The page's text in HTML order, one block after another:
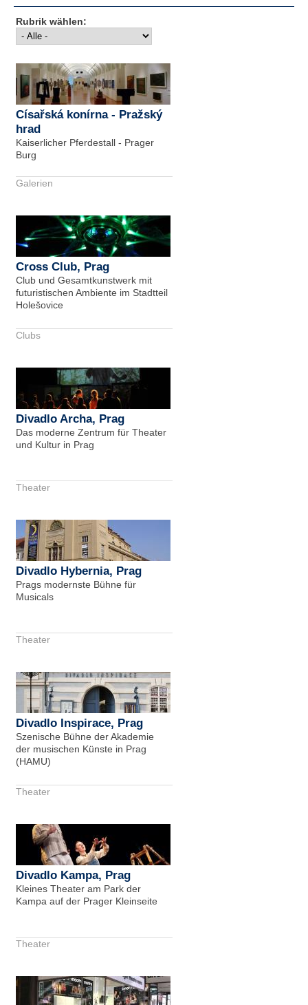
Rubrik wählen:
Císařská konírna - Pražský
hrad
Kaiserlicher Pferdestall - Prager
Burg
Galerien
Cross Club, Prag
Club und Gesamtkunstwerk mit
futuristischen Ambiente im Stadtteil
Holešovice
Clubs
Divadlo Archa, Prag
Das moderne Zentrum für Theater
und Kultur in Prag
Theater
Divadlo Hybernia, Prag
Prags modernste Bühne für
Musicals
Theater
Divadlo Inspirace, Prag
Szenische Bühne der Akademie
der musischen Künste in Prag
(HAMU)
Theater
Divadlo Kampa, Prag
Kleines Theater am Park der
Kampa auf der Prager Kleinseite
Theater